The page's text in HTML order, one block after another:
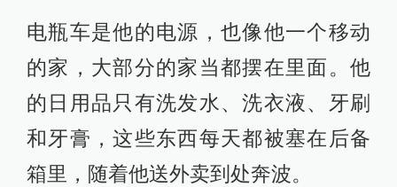
电瓶车是他的电源，也像他一个移动
的家，大部分的家当都摆在里面。他
的日用品只有洗发水、洗衣液、牙刷
和牙膏，这些东西每天都被塞在后备
箱里，随着他送外卖到处奔波。